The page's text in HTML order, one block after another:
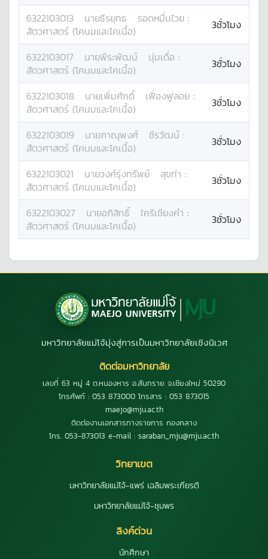
6322103013 นายธีรยุทธ รอดหมื่นไวย :
สัตวศาสตร์ (โคนมและโคเนื้อ)
3ชั่วโมง
6322103017 นายพีระพัฒน์ นุ่มเดื่อ :
สัตวศาสตร์ (โคนมและโคเนื้อ)
3ชั่วโมง
6322103018 นายเพิ่มศักดิ์ เฟื่องฟูลอย :
สัตวศาสตร์ (โคนมและโคเนื้อ)
3ชั่วโมง
6322103019 นายภาณุพงศ์ ชีรวัฒน์ :
สัตวศาสตร์ (โคนมและโคเนื้อ)
3ชั่วโมง
6322103021 นายวงศ์รุ่งทรัพย์ สุขท่า :
สัตวศาสตร์ (โคนมและโคเนื้อ)
3ชั่วโมง
6322103027 นายอภิสิทธิ์ ใคร้เชียงคำ :
สัตวศาสตร์ (โคนมและโคเนื้อ)
3ชั่วโมง
มหาวิทยาลัยแม่โจ้มุ่งสู่การเป็นมหาวิทยาลัยเชิงนิเวศ
ติดต่อมหาวิทยาลัย
เลขที่ 63 หมู่ 4 ต.หนองหาร อ.สันทราย จ.เชียงใหม่ 50290
โทรศัพท์ : 053 873000 โทรสาร : 053 873015
maejo@mju.ac.th
ติดต่องานเอกสารทางราชการ กองกลาง
โทร. 053-873013 e-mail : saraban_mju@mju.ac.th
วิทยาเขต
มหาวิทยาลัยแม่โจ้-แพร่ เฉลิมพระเกียรติ
มหาวิทยาลัยแม่โจ้-ชุมพร
ลิงค์ด่วน
นักศึกษา